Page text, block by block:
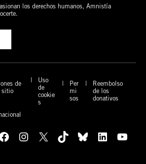
los derechos humanos, Amnistía
de
sitio
Uso
de
cookie
s
Per
mi
sos
Reembolso
de los
donativos
Instagram X TikTok Bluesky LinkedIn YouTube